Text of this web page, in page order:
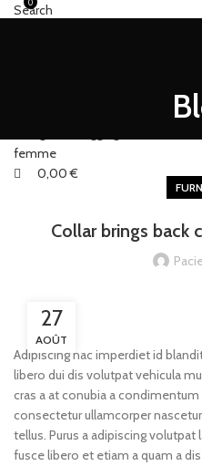
Search
0
0,00€
Collar brings back
27
AOÛT
Adipiscing hac imperdiet id
libero dui dis volutpat vehicula
cras a at conubia a
consectetur ullamcorper
tellus. Purus a adipiscing volutpat
fusce libero et etiam a quam a